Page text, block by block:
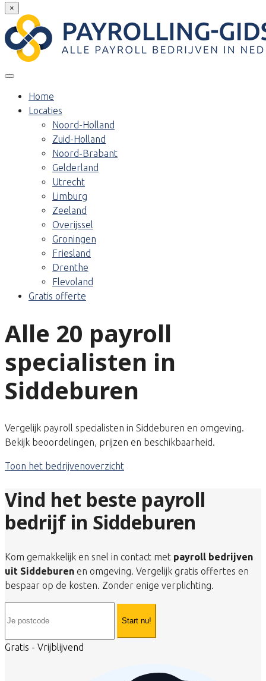
×
Home
Locaties
Noord-Holland
Zuid-Holland
Noord-Brabant
Gelderland
Utrecht
Limburg
Zeeland
Overijssel
Groningen
Friesland
Drenthe
Flevoland
Gratis offerte
Alle 20 payroll
specialisten in
Siddeburen
Vergelijk payroll specialisten in Siddeburen en omgeving.
Bekijk beoordelingen, prijzen en beschikbaarheid.
Toon het bedrijvenoverzicht
Vind het beste payroll
bedrijf in Siddeburen
Kom gemakkelijk en snel in contact met payroll bedrijven
uit Siddeburen en omgeving. Vergelijk gratis offertes en
bespaar op de kosten. Zonder enige verplichting.
Start nu!
Gratis - Vrijblijvend